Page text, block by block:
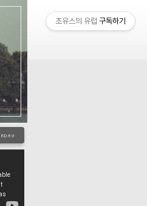
초유스의 유럽 구독하기